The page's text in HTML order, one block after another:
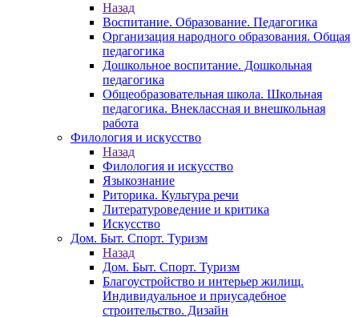
Назад
Воспитание. Образование. Педагогика
Организация народного образования. Общая
педагогика
Дошкольное воспитание. Дошкольная
педагогика
Общеобразовательная школа. Школьная
педагогика. Внеклассная и внешкольная
работа
Филология и искусство
Назад
Филология и искусство
Языкознание
Риторика. Культура речи
Литературоведение и критика
Искусство
Дом. Быт. Спорт. Туризм
Назад
Дом. Быт. Спорт. Туризм
Благоустройство и интерьер жилищ.
Индивидуальное и приусадебное
строительство. Дизайн